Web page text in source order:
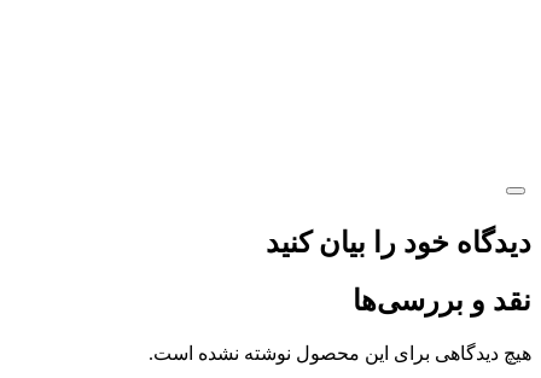
دیدگاه خود را بیان کنید
نقد و بررسی‌ها
هیچ دیدگاهی برای این محصول نوشته نشده است.